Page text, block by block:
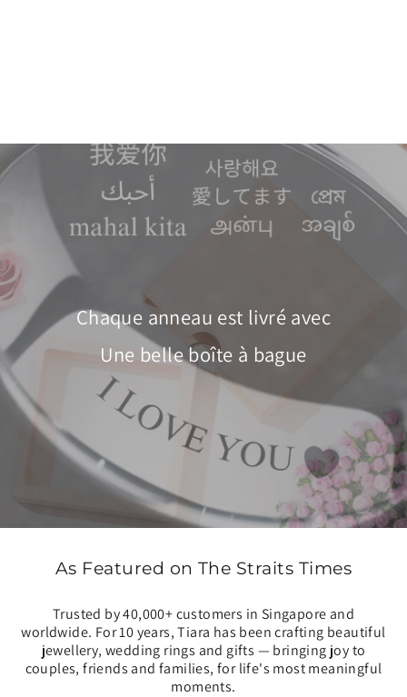
Magnifiquement emballé
Prêt à offrir
As Featured on The Straits Times
Trusted by 40,000+ customers in Singapore and
worldwide. For 10 years, Tiara has been crafting beautiful
jewellery, wedding rings and gifts — bringing joy to
couples, friends and families, for life's most meaningful
moments.